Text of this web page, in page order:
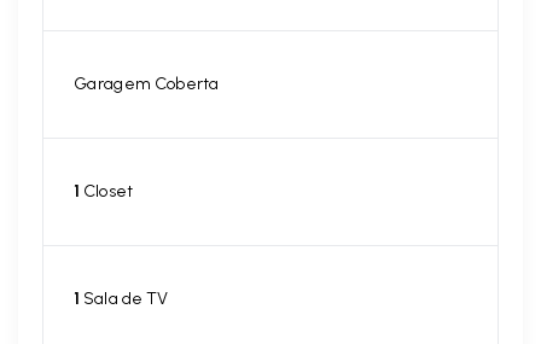
Garagem Coberta
1 Closet
1 Sala de TV